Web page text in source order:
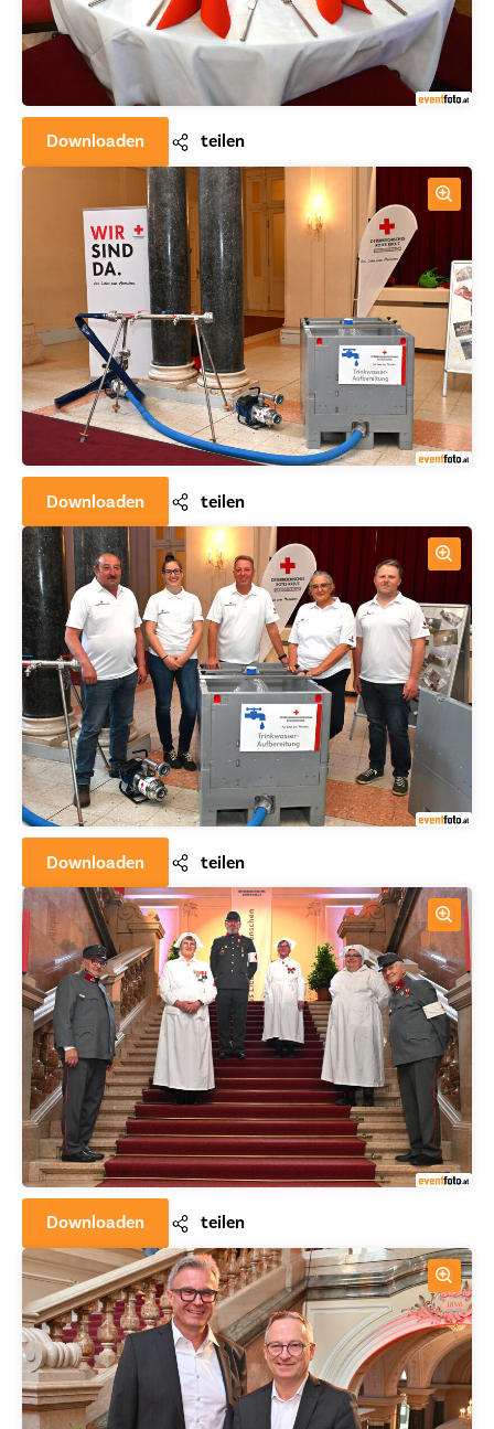
Downloaden teilen
Downloaden teilen
Downloaden teilen
Downloaden teilen